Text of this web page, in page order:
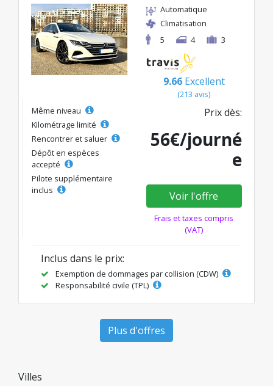
débutant à seulement 56€/jour.Automatique
Climatisation
5
4 3
9.66 Excellent
(213 avis)
Même niveau
Kilométrage limité
Rencontrer et saluer
Dépôt en espèces
accepté
Pilote supplémentaire
inclus
Prix dès:
56€/journé
e
Voir l'offre
Frais et taxes compris
(VAT)
Inclus dans le prix:
Exemption de dommages par collision (CDW)
Responsabilité civile (TPL)
Plus d'offres
Villes